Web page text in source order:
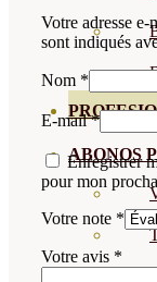
ABONOS
Votre adresse e-
sont indiqués
Nom *
E-mail*
Enregistrer
pour mon
Votre note *
Votre avis *